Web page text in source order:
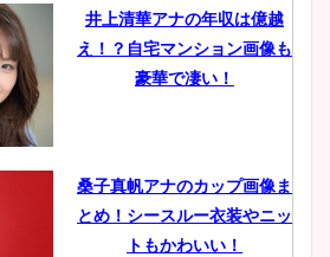
井上清華アナの年収は億越
え！？自宅マンション画像も
豪華で凄い！
桑子真帆アナのカップ画像ま
とめ！シースルー衣装やニッ
トもかわいい！